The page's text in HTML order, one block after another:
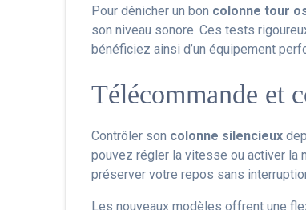
Pour dénicher un bon colonne tour
son niveau sonore. Ces tests
bénéficiez ainsi d’un équipement
Télécommande et
Contrôler son colonne silencieux
pouvez régler la vitesse ou activer la
préserver votre repos sans
Les nouveaux modèles offrent une